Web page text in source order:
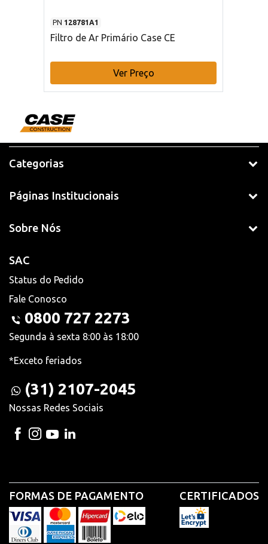
PN 128781A1
Filtro de Ar Primário Case CE
Ver Preço
Categorias
Páginas Institucionais
Sobre Nós
SAC
Status do Pedido
Fale Conosco
0800 727 2273
Segunda à sexta 8:00 às 18:00
*Exceto feriados
(31) 2107-2045
Nossas Redes Sociais
FORMAS DE PAGAMENTO CERTIFICADOS